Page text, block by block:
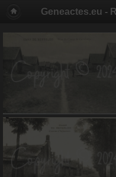
Geneactes.eu -